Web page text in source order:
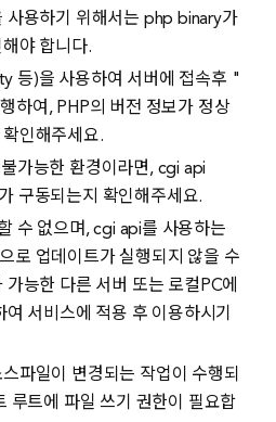
사용하기 위해서는 php binary가
야 합니다.
등)을 사용하여 서버에 접속후 "
하여, PHP의 버전 정보가 정상
인해주세요.
가능한 환경이라면, cgi api
구동되는지 확인해주세요.
수 없으며, cgi api를 사용하는
로 업데이트가 실행되지 않을 수
능한 다른 서버 또는 로컬PC에
서비스에 적용 후 이용하시기
파일이 변경되는 작업이 수행되
루트에 파일 쓰기 권한이 필요합